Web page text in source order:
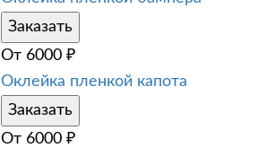
Заказать
От 6000 ₽
Оклейка пленкой капота
Заказать
От 6000 ₽